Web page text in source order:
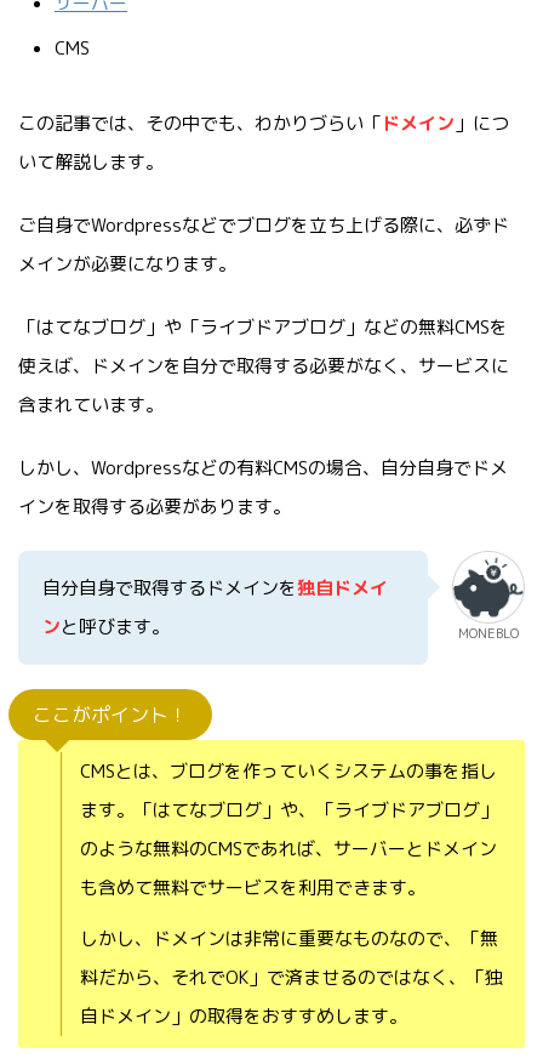
CMS
この記事では、その中でも、わかりづらい「ドメイン 」につ
いて解説します。
ご自身でWordpressなどでブログを立ち上げる際に、必ずド
メインが必要になります。
「はてなブログ」や「ライブドアブログ」などの無料CMSを
使えば、ドメインを自分で取得する必要がなく、サービスに
含まれています。
しかし、Wordpressなどの有料CMSの場合、自分自身でドメ
インを取得する必要があります。
自分自身で取得するドメインを独自ドメイ
ンと呼びます。 MONEBLO
ここがポイント！
CMSとは、ブログを作っていくシステムの事を指し
ます。「はてなブログ」や、「ライブドアブログ」
のような無料のCMSであれば、サーバーとドメイン
も含めて無料でサービスを利用できます。
しかし、ドメインは非常に重要なものなので、「無
料だから、それでOK」で済ませるのではなく、「独
自ドメイン」の取得をおすすめします。